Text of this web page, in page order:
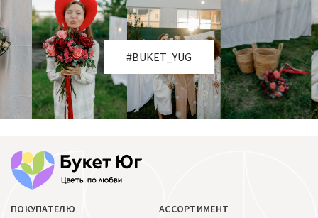
#BUKET_YUG
ПОКУПАТЕЛЮ
АССОРТИМЕНТ